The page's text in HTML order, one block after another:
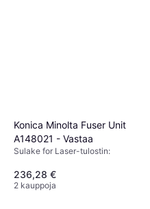
Konica Minolta Fuser Unit
A148021 - Vastaa
Sulake for Laser-tulostin:
236,28 €
2 kauppoja